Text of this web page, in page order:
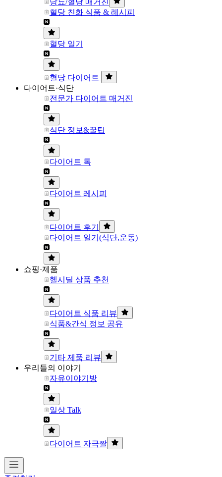
당뇨/혈당 매거진
혈당 친화 식품 & 레시피
혈당 일기
혈당 다이어트
다이어트·식단
전문가 다이어트 매거진
식단 정보&꿀팁
다이어트 톡
다이어트 레시피
다이어트 후기
다이어트 일기(식단,운동)
쇼핑·제품
헬시딜 상품 추천
다이어트 식품 리뷰
식품&간식 정보 공유
기타 제품 리뷰
우리들의 이야기
자유이야기방
일상 Talk
다이어트 자극짤